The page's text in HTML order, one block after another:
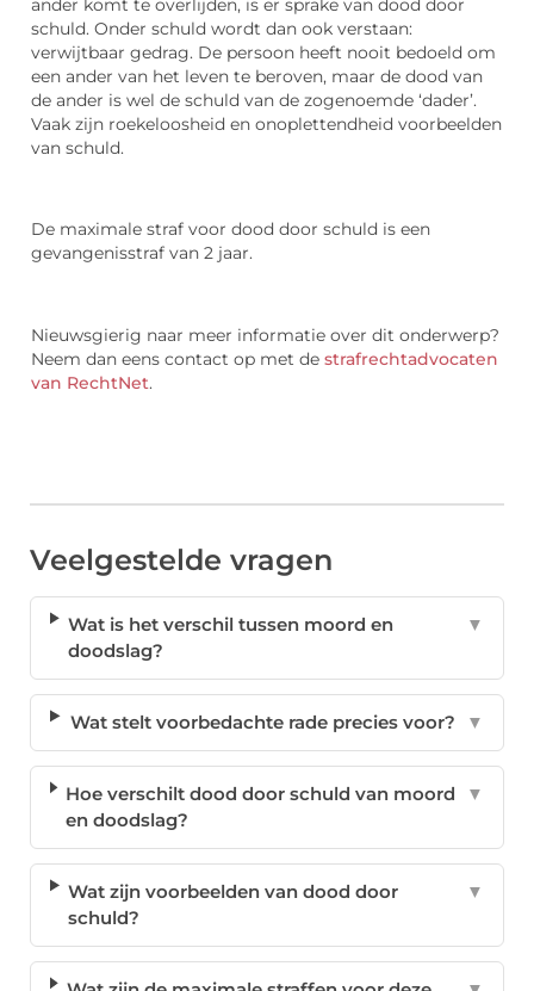
ander komt te overlijden, is er sprake van dood door
schuld. Onder schuld wordt dan ook verstaan:
verwijtbaar gedrag. De persoon heeft nooit bedoeld om
een ander van het leven te beroven, maar de dood van
de ander is wel de schuld van de zogenoemde ‘dader’.
Vaak zijn roekeloosheid en onoplettendheid voorbeelden
van schuld.
De maximale straf voor dood door schuld is een
gevangenisstraf van 2 jaar.
Nieuwsgierig naar meer informatie over dit onderwerp?
Neem dan eens contact op met de strafrechtadvocaten
van RechtNet.
Veelgestelde vragen
Wat is het verschil tussen moord en
doodslag?
▼
Wat stelt voorbedachte rade precies voor? ▼
Hoe verschilt dood door schuld van moord
en doodslag?
▼
Wat zijn voorbeelden van dood door
schuld?
▼